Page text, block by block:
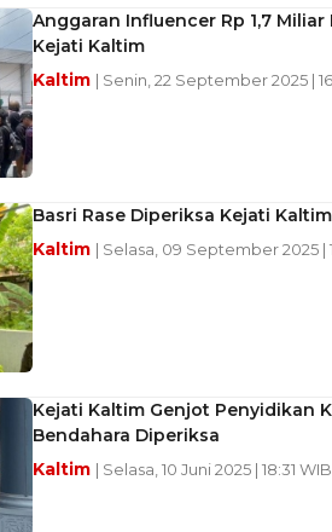
Anggaran Influencer Rp 1,7
Kejati Kaltim
Kaltim | Senin, 22 September 2025 |
Basri Rase Diperiksa Kejati
Kaltim | Selasa, 09 September 2025 |
Kejati Kaltim Genjot Penyidikan
Bendahara Diperiksa
Kaltim | Selasa, 10 Juni 2025 | 18:31 WIB